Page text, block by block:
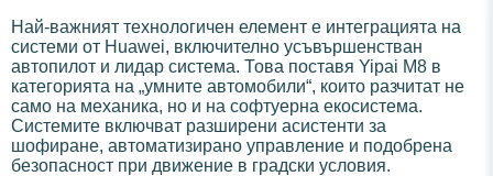
Най-важният технологичен елемент е интеграцията на
системи от Huawei, включително усъвършенстван
автопилот и лидар система. Това поставя Yipai M8 в
категорията на „умните автомобили“, които разчитат не
само на механика, но и на софтуерна екосистема.
Системите включват разширени асистенти за
шофиране, автоматизирано управление и подобрена
безопасност при движение в градски условия.